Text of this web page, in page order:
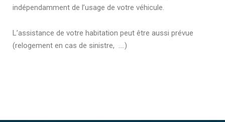
indépendamment de l’usage de votre véhicule.
L’assistance de votre habitation peut être aussi prévue
(relogement en cas de sinistre, ….)